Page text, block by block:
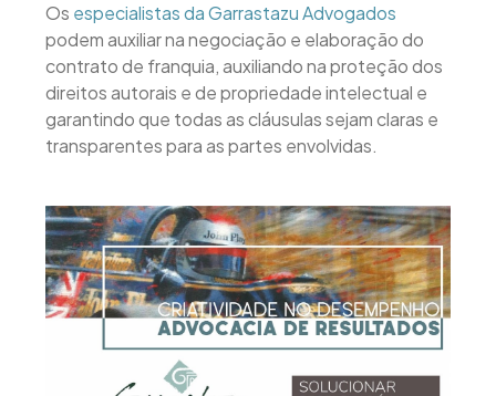
Os especialistas da Garrastazu Advogados
podem auxiliar na negociação e elaboração do
contrato de franquia, auxiliando na proteção dos
direitos autorais e de propriedade intelectual e
garantindo que todas as cláusulas sejam claras e
transparentes para as partes envolvidas.